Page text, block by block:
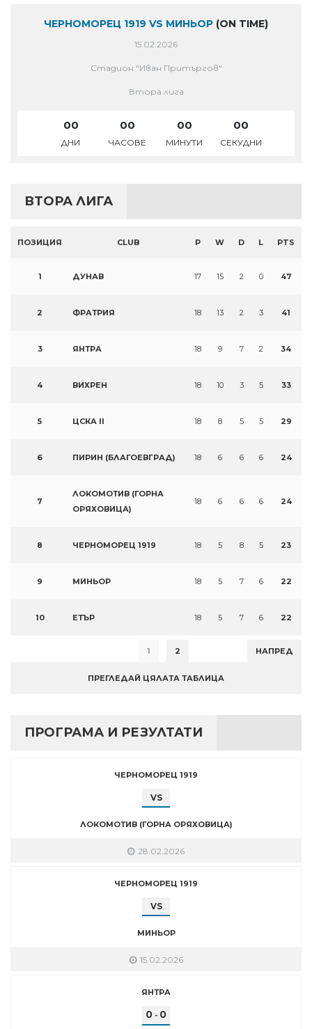
ЧЕРНОМОРЕЦ 1919 VS МИНЬОР (ON TIME)
15.02.2026
Стадион "Иван Притъргов"
Втора лига
00
ДНИ
00
ЧАСОВЕ
00
МИНУТИ
00
СЕКУДНИ
ВТОРА ЛИГА
ПОЗИЦИЯ CLUB P W D L PTS
1 ДУНАВ 17 15 2 0 47
2 ФРАТРИЯ 18 13 2 3 41
3 ЯНТРА 18 9 7 2 34
4 ВИХРЕН 18 10 3 5 33
5 ЦСКА II 18 8 5 5 29
6 ПИРИН (БЛАГОЕВГРАД) 18 6 6 6 24
7
ЛОКОМОТИВ (ГОРНА
ОРЯХОВИЦА)
18 6 6 6 24
8 ЧЕРНОМОРЕЦ 1919 18 5 8 5 23
9 МИНЬОР 18 5 7 6 22
10 ЕТЪР 18 5 7 6 22
1 2 НАПРЕД
ПРЕГЛЕДАЙ ЦЯЛАТА ТАБЛИЦА
ПРОГРАМА И РЕЗУЛТАТИ
ЧЕРНОМОРЕЦ 1919
VS
ЛОКОМОТИВ (ГОРНА ОРЯХОВИЦА)
28.02.2026
ЧЕРНОМОРЕЦ 1919
VS
МИНЬОР
15.02.2026
ЯНТРА
0 - 0